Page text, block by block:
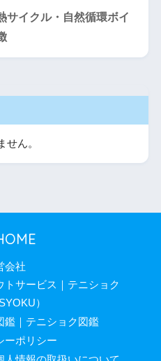
サイクル・自然循環ボイ
せん。
会社
トサービス｜テニショク
）
鑑｜テニショク図鑑
ーポリシー